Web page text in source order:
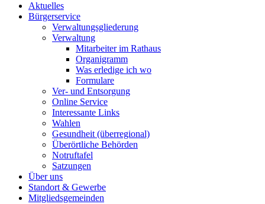
Aktuelles
Bürgerservice
Verwaltungsgliederung
Verwaltung
Mitarbeiter im Rathaus
Organigramm
Was erledige ich wo
Formulare
Ver- und Entsorgung
Online Service
Interessante Links
Wahlen
Gesundheit (überregional)
Überörtliche Behörden
Notruftafel
Satzungen
Über uns
Standort & Gewerbe
Mitgliedsgemeinden